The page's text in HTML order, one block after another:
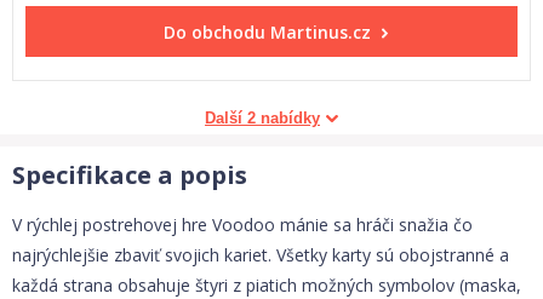
Do obchodu Martinus.cz
Další 2 nabídky
Specifikace a popis
V rýchlej postrehovej hre Voodoo mánie sa hráči snažia čo
najrýchlejšie zbaviť svojich kariet. Všetky karty sú obojstranné a
každá strana obsahuje štyri z piatich možných symbolov (maska,